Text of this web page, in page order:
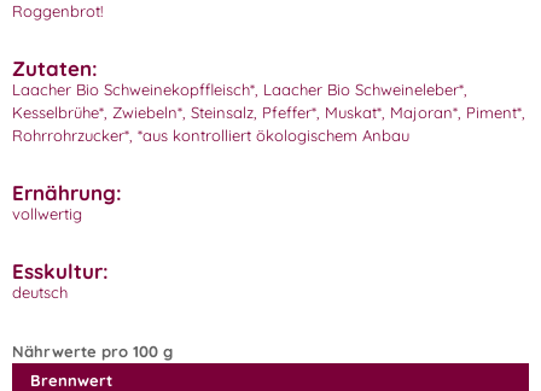
Roggenbrot!
Zutaten:
Laacher Bio Schweinekopffleisch*, Laacher Bio Schweineleber*,
Kesselbrühe*, Zwiebeln*, Steinsalz, Pfeffer*, Muskat*, Majoran*, Piment*,
Rohrrohrzucker*, *aus kontrolliert ökologischem Anbau
Ernährung:
vollwertig
Esskultur:
deutsch
Nährwerte pro 100 g
Brennwert